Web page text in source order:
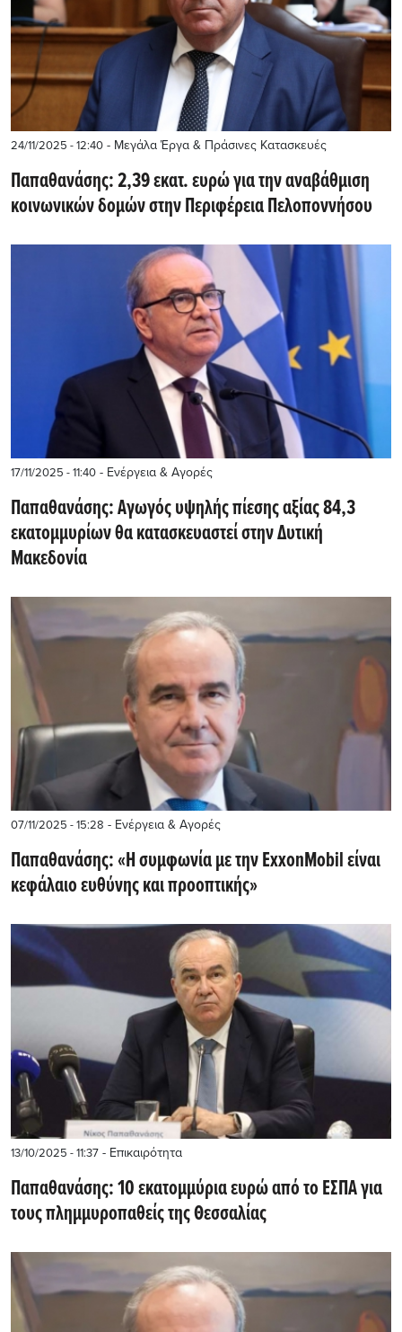
24/11/2025 - 12:40 - Μεγάλα Έργα & Πράσινες Κατασκευές
Παπαθανάσης: 2,39 εκατ. ευρώ για την αναβάθμιση
κοινωνικών δομών στην Περιφέρεια Πελοποννήσου
17/11/2025 - 11:40 - Ενέργεια & Αγορές
Παπαθανάσης: Αγωγός υψηλής πίεσης αξίας 84,3
εκατομμυρίων θα κατασκευαστεί στην Δυτική
Μακεδονία
07/11/2025 - 15:28 - Ενέργεια & Αγορές
Παπαθανάσης: «Η συμφωνία με την ExxonMobil είναι
κεφάλαιο ευθύνης και προοπτικής»
13/10/2025 - 11:37 - Επικαιρότητα
Παπαθανάσης: 10 εκατομμύρια ευρώ από το ΕΣΠΑ για
τους πλημμυροπαθείς της Θεσσαλίας